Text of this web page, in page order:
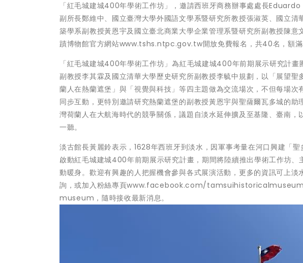
「紅毛城建城400年學術工作坊」，邀請西班牙商務辦事處處長
副所長鄭維中、國立臺灣大學外國語文學系暨研究所教授張淑英、國立
築學系副教授黃恩宇及國立臺北商業大學企業管理系暨研究所副教授陳
蹟博物館官方網站www.tshs.ntpc.gov.tw開放免費報名，共40名，額滿
「紅毛城建城400年學術工作坊」為紅毛城建城400年前期展示研究計
副教授李其霖及國立清華大學歷史研究所副教授李毓中規劃，以「展望
蘭人在熱蘭遮堡」與「視覺與科技」等四主題做為交流場次，不但每場
同步互動，更特別邀請研究熱蘭遮堡的副教授黃恩宇與聖薩爾瓦多城的
灣荷蘭人在大航海時代的競爭關係，議題自淡水延伸擴及至基隆、臺南
一聽。
淡古館長黃麗鈴表示，1628年西班牙到淡水，因軍事考量在河口興建「
啟動紅毛城建城400年前期展示研究計畫，期間將陸續推出學術工作坊
動暖身。歡迎有興趣的人把握機會參與各式展演活動，更多的資訊可上
詢，或加入粉絲專頁www.facebook.com/
museum，隨時接收最新消息。